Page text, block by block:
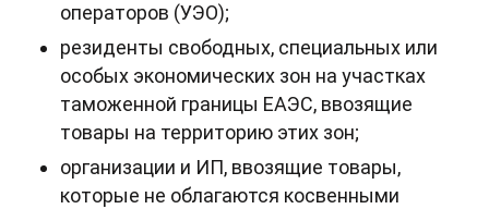
операторов (УЭО);
резиденты свободных, специальных или
особых экономических зон на участках
таможенной границы ЕАЭС, ввозящие
товары на территорию этих зон;
организации и ИП, ввозящие товары,
которые не облагаются косвенными